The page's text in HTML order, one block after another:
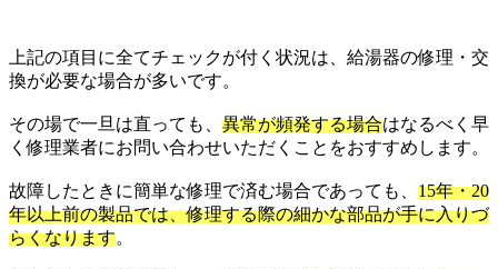
上記の項目に全てチェックが付く状況は、給湯器の修理・交
換が必要な場合が多いです。
その場で一旦は直っても、 異常が頻発する場合はなるべく早
く修理業者にお問い合わせいただくことをおすすめします。
故障したときに簡単な修理で済む場合であっても、 15年・20
年以上前の製品では、修理する際の細かな部品が手に入りづ
らくなります。